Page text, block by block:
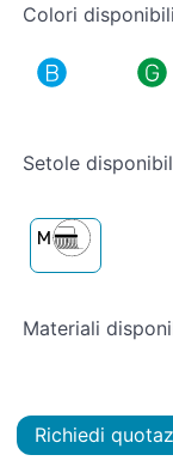
Colori disponibili
Setole
Materiali
Richiedi